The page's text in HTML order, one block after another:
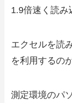
1.9倍速く読み
エクセルを読
を利用するの
測定環境のパ